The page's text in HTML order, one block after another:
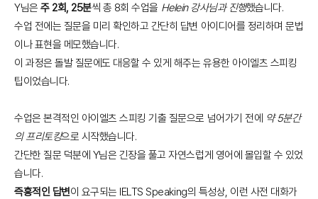
Y님은 주 2회, 25분씩 총 8회 수업을 Helein 강사님과 진행했습니다.
수업 전에는 질문을 미리 확인하고 간단히 답변 아이디어를 정리하며 문법
이나 표현을 메모했습니다.
이 과정은 돌발 질문에도 대응할 수 있게 해주는 유용한 아이엘츠 스피킹
팁이었습니다.
수업은 본격적인 아이엘츠 스피킹 기출 질문으로 넘어가기 전에 약 5분간
의 프리토킹으로 시작했습니다.
간단한 질문 덕분에 Y님은 긴장을 풀고 자연스럽게 영어에 몰입할 수 있었
습니다.
즉흥적인 답변이 요구되는 IELTS Speaking의 특성상, 이런 사전 대화가